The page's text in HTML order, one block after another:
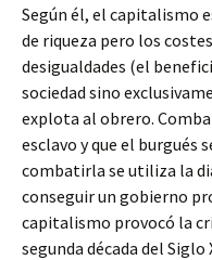
Según él, el capitalismo
de riqueza pero los
desigualdades (el
sociedad sino
explota al obrero.
esclavo y que el burgués
combatirla se utiliza la
conseguir un gobierno
capitalismo provocó la
segunda década del